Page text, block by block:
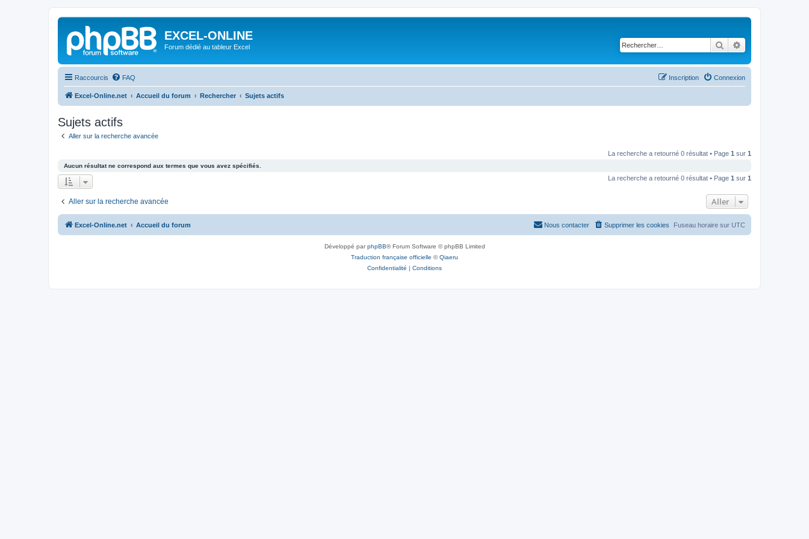
EXCEL-ONLINE
Forum dédié au tableur Excel Rechercher
Raccourcis FAQ Connexion
Inscription
Excel-Online.net Accueil du forum Rechercher Sujets actifs
Sujets actifs
Aller sur la recherche avancée
La recherche a retourné 0 résultat • Page 1 sur 1
Aucun résultat ne correspond aux termes que vous avez spécifiés.
La recherche a retourné 0 résultat • Page 1 sur 1
Aller sur la recherche avancée Aller
Excel-Online.net Accueil du forum Fuseau horaire sur UTC
Supprimer les cookies
Nous contacter
Développé parphpBB® Forum Software © phpBB Limited
Traduction française officielle ©Qiaeru
Confidentialité | Conditions